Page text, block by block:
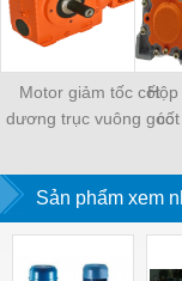
Motor giảm tốc cốt
dương trục vuông góc
Hộp
Sản phẩm xem